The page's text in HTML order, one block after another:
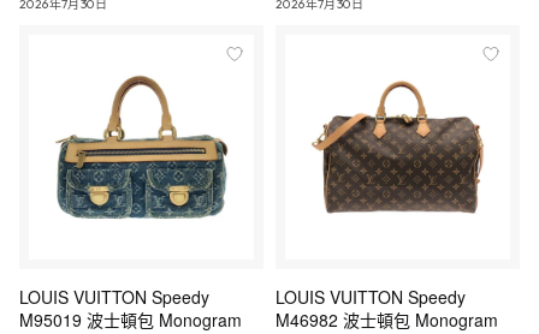
2026年7月30日 2026年7月30日
LOUIS VUITTON Speedy
M95019 波士頓包 Monogram
LOUIS VUITTON Speedy
M46982 波士頓包 Monogram